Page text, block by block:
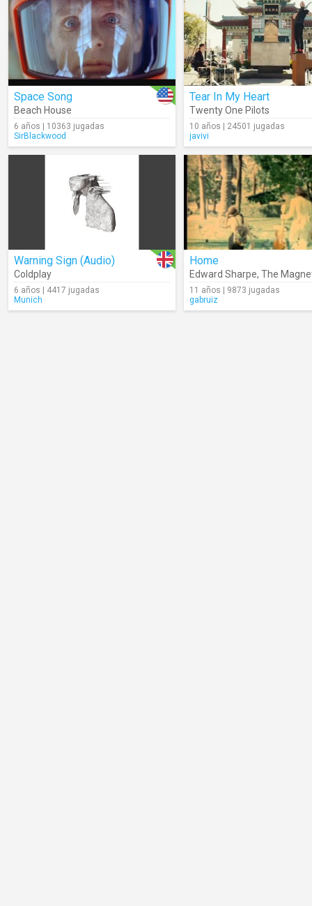
Space Song
Beach House
6 años | 10363 jugadas
SirBlackwood
Tear In My Heart
Twenty One Pilots
10 años | 24501 jugadas
javivi
Warning Sign (Audio)
Coldplay
6 años | 4417 jugadas
Munich
Home
Edward Sharpe, The
11 años | 9873 jugadas
gabruiz